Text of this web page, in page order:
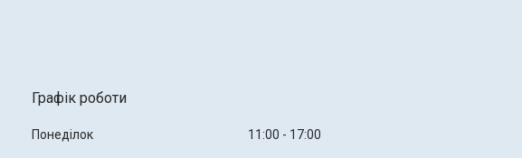
Графік роботи
Понеділок 11:00
17:00